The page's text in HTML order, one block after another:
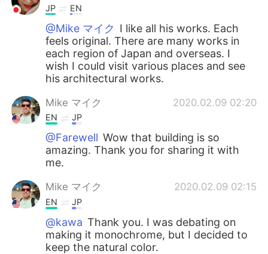
JP EN
@Mike マイク I like all his works. Each
feels original. There are many works in
each region of Japan and overseas. I
wish I could visit various places and see
his architectural works.
Mike マイク 2020.02.09 02:20
EN JP
@Farewell Wow that building is so
amazing. Thank you for sharing it with
me.
Mike マイク 2020.02.09 02:15
EN JP
@kawa Thank you. I was debating on
making it monochrome, but I decided to
keep the natural color.